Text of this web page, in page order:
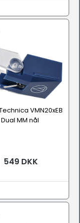
VMN20xEB
Dual MM nål
549 DKK